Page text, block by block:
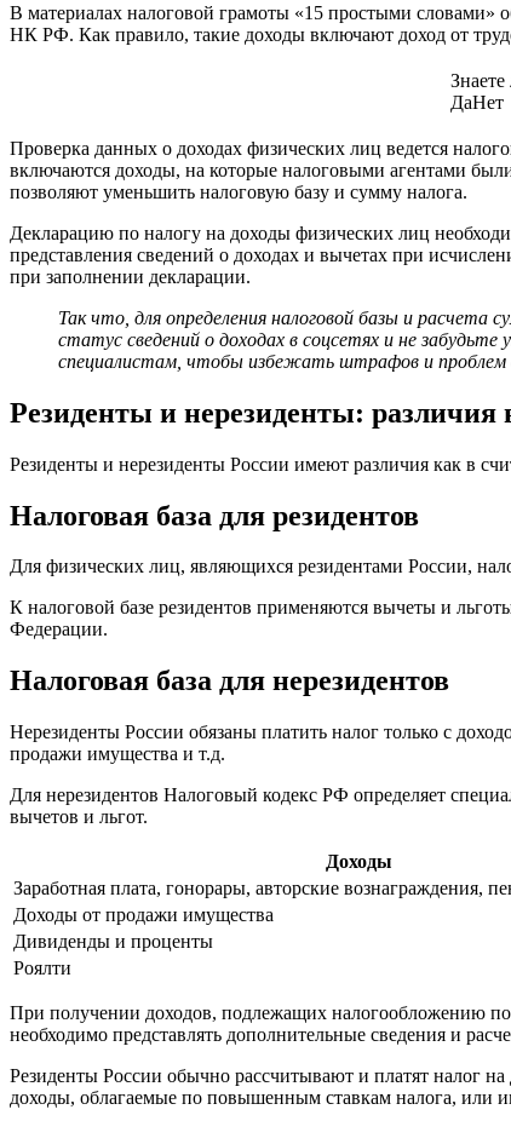
В материалах налоговой грамоты «15 простыми
НК РФ. Как правило, такие доходы включают доход от
ДаНет
Проверка данных о доходах физических лиц ведется
включаются доходы, на которые налоговыми агентами
позволяют уменьшить налоговую базу и сумму налога.
Декларацию по налогу на доходы физических лиц
представления сведений о доходах и вычетах при
при заполнении декларации.
Так что, для определения налоговой базы и
статус сведений о доходах в соцсетях и не
специалистам, чтобы избежать штрафов и проблем
Резиденты и нерезиденты: различия
Резиденты и нерезиденты России имеют различия как в
Налоговая база для резидентов
Для физических лиц, являющихся резидентами России,
К налоговой базе резидентов применяются вычеты и
Федерации.
Налоговая база для нерезидентов
Нерезиденты России обязаны платить налог только с
продажи имущества и т.д.
Для нерезидентов Налоговый кодекс РФ определяет
вычетов и льгот.
Доходы
Заработная плата, гонорары, авторские вознаграждения,
Доходы от продажи имущества
Дивиденды и проценты
Роялти
При получении доходов, подлежащих налогообложению
необходимо представлять дополнительные сведения и
Резиденты России обычно рассчитывают и платят налог
доходы, облагаемые по повышенным ставкам налога, или